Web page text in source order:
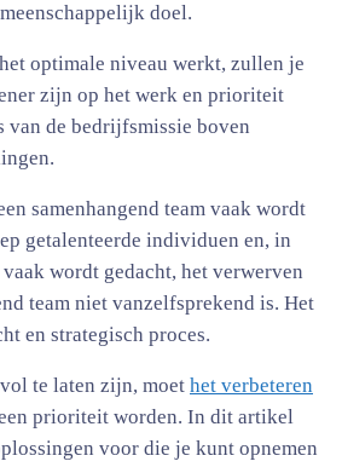
doel.
optimale niveau werkt, zullen je
zijn op het werk en prioriteit
van de bedrijfsmissie boven
samenhangend team vaak wordt
getalenteerde individuen en, in
wordt gedacht, het verwerven
team niet vanzelfsprekend is. Het
en strategisch proces.
te laten zijn, moet het verbeteren
prioriteit worden. In dit artikel
voor die je kunt opnemen